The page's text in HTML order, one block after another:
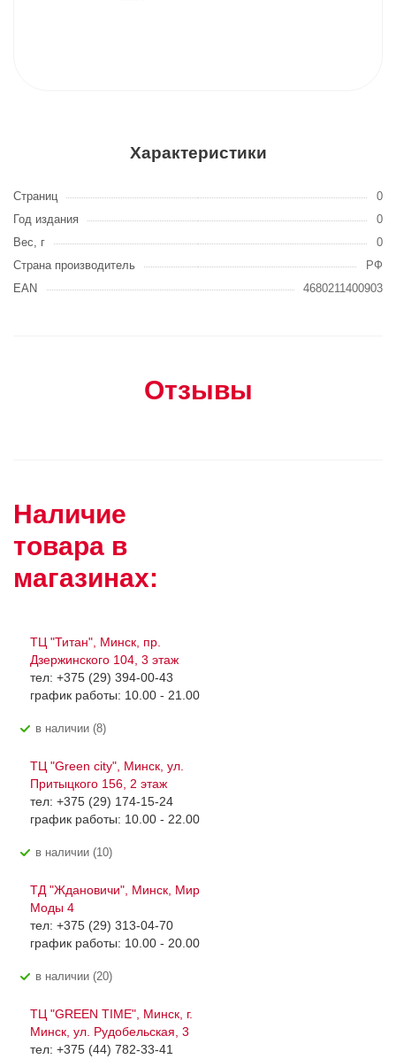
Характеристики
Страниц
0
Год издания
0
Вес, г
0
Страна производитель
РФ
EAN
4680211400903
Отзывы
Наличие
товара в
магазинах:
ТЦ "Титан", Минск, пр.
Дзержинского 104, 3 этаж
тел: +375 (29) 394-00-43
график работы: 10.00 - 21.00
В наличии (8)
ТЦ "Green city", Минск, ул.
Притыцкого 156, 2 этаж
тел: +375 (29) 174-15-24
график работы: 10.00 - 22.00
В наличии (10)
ТД "Ждановичи", Минск, Мир
Моды 4
тел: +375 (29) 313-04-70
график работы: 10.00 - 20.00
В наличии (20)
ТЦ "GREEN TIME", Минск, г.
Минск, ул. Рудобельская, 3
тел: +375 (44) 782-33-41